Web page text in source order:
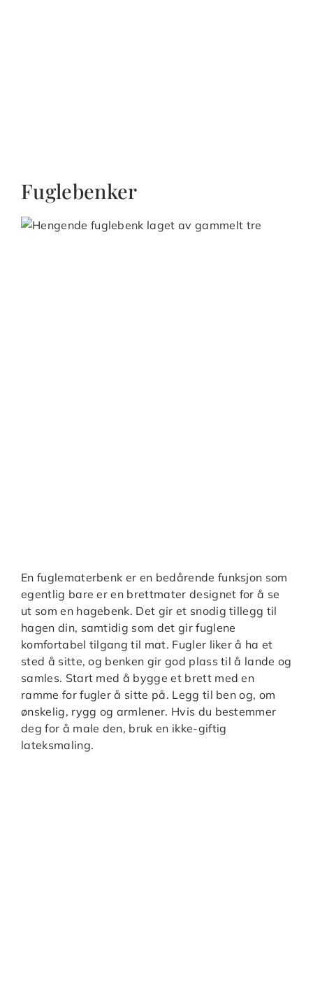
Fuglebenker
En fuglematerbenk er en bedårende funksjon som
egentlig bare er en brettmater designet for å se
ut som en hagebenk. Det gir et snodig tillegg til
hagen din, samtidig som det gir fuglene
komfortabel tilgang til mat. Fugler liker å ha et
sted å sitte, og benken gir god plass til å lande og
samles. Start med å bygge et brett med en
ramme for fugler å sitte på. Legg til ben og, om
ønskelig, rygg og armlener. Hvis du bestemmer
deg for å male den, bruk en ikke-giftig
lateksmaling.